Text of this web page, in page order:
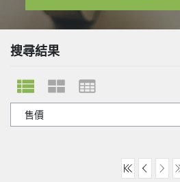
搜尋結果